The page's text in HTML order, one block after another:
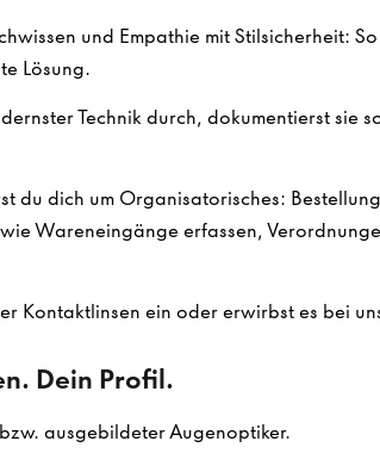
und Empathie mit Stilsicherheit:
Lösung.
Technik durch, dokumentierst sie
du dich um Organisatorisches:
Wareneingänge erfassen,
Kontaktlinsen ein oder erwirbst es bei
Dein Profil.
ausgebildeter Augenoptiker.